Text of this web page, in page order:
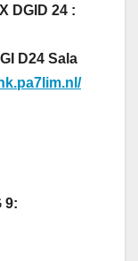
DGID 24 :
D24 Sala
9: